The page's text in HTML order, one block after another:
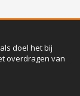
doel het bij
overdragen van